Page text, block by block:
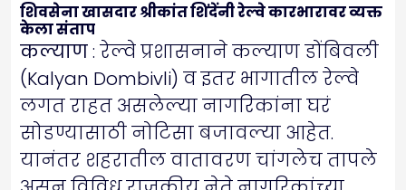
शिवसेना खासदार श्रीकांत शिंदेंनी रेल्वे कारभारावर व्यक्त
केला संताप
कल्याण: रेल्वे प्रशासनाने कल्याण डोंबिवली
(Kalyan Dombivli) व इतर भागातील रेल्वे
लगत राहत असलेल्या नागरिकांना घरं
सोडण्यासाठी नोटिसा बजावल्या आहेत.
यानंतर शहरातील वातावरण चांगलेच तापले